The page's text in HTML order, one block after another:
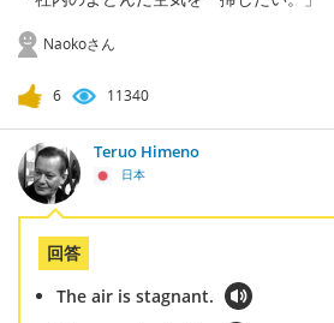
Naokoさん
6 11340
Teruo Himeno
日本
回答
The air is stagnant.